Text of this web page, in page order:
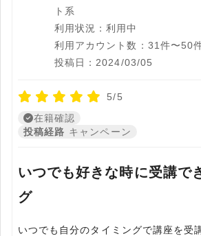
ト系
利用状況：利用中
利用アカウント数：31件〜50
投稿日：2024/03/05
5/5
在籍確認
投稿経路 キャンペーン
いつでも好きな時に受講で
グ
いつでも自分のタイミングで講座を受